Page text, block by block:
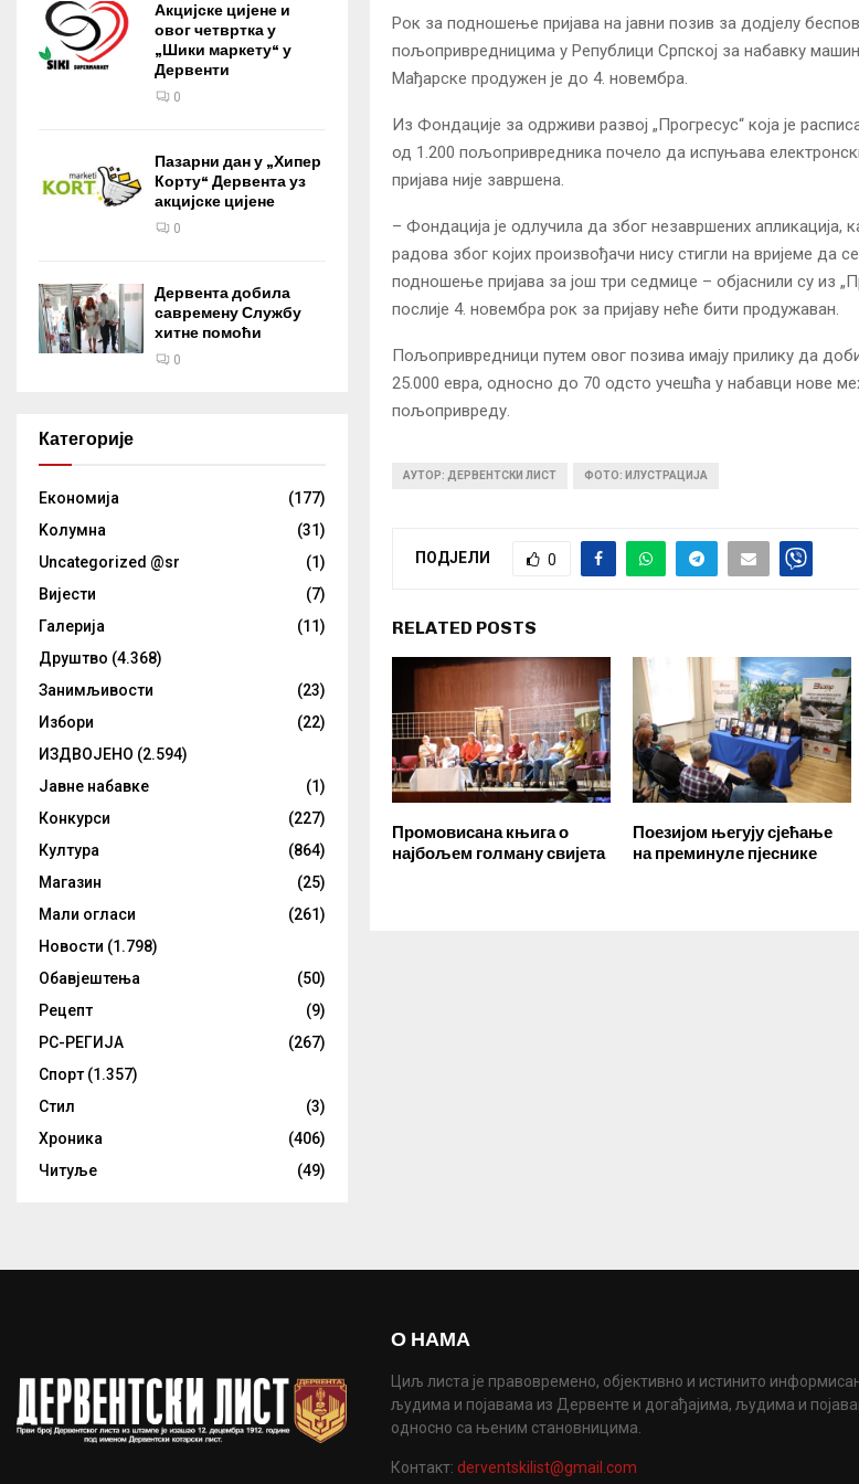
Рок за подношење пријава на јавни позив за додјелу
пољопривредницима у Републици Српској за набавку
Мађарске продужен је до 4. новембра.
Из Фондације за одрживи развој „Прогресус“ која је
од 1.200 пољопривредника почело да испуњава
пријава није завршена.
– Фондација је одлучила да због незавршених апликација,
радова због којих произвођачи нису стигли на вријеме да
подношење пријава за још три седмице – објаснили су из
послије 4. новембра рок за пријаву неће бити продужаван.
Пољопривредници путем овог позива имају прилику да
25.000 евра, односно до 70 одсто учешћа у набавци нове
пољопривреду.
АУТОР: ДЕРВЕНТСКИ ЛИСТ ФОТО: ИЛУСТРАЦИЈА
ПОДЈЕЛИ 0
RELATED POSTS
Промовисана књига о
најбољем голману свијета
Поезијом његују сјећање
на преминуле пјеснике
Акцијске цијене и
овог четвртка у
„Шики маркету“ у
Дервенти
0
Пазарни дан у „Хипер
Корту“ Дервента уз
акцијске цијене
0
Дервента добила
савремену Службу
хитне помоћи
0
Категорије
Eкономија
(177)
Kолумнa
(31)
Uncategorized @sr
(1)
Вијести
(7)
Галерија
(11)
Друштво (4.368)
Занимљивости
(23)
Избори
(22)
ИЗДВОЈЕНО (2.594)
Јавне набавке
(1)
Конкурси
(227)
Култура
(864)
Магазин
(25)
Мали огласи
(261)
Новости (1.798)
Обавјештења
(50)
Рецепт
(9)
РС-РЕГИЈА
(267)
Спорт (1.357)
Стил
(3)
Хроника
(406)
Читуље
(49)
О НАМА
Циљ листа је правовремено, објективно и истинито
људима и појавама из Дервенте и догађајима, људима и
односно са њеним становницима.
Контакт: derventskilist@gmail.com